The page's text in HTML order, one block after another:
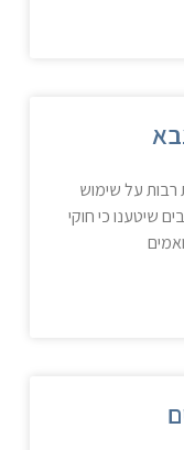
רבות על שימוש
שיטענו כי חוקי